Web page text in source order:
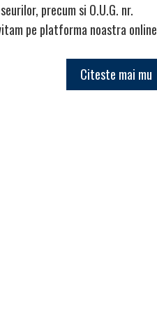
precum si O.U.G. nr.
pe platforma noastra online
Citeste mai mu